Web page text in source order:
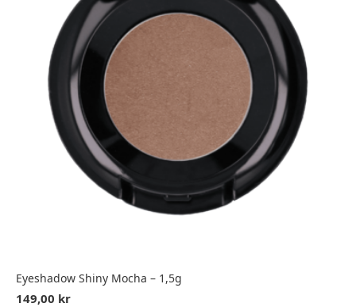
Eyeshadow Shiny Mocha – 1,5g
149,00 kr